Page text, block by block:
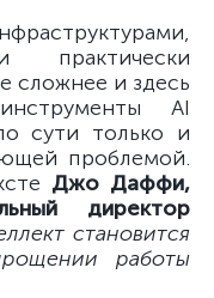
сложнее и здесь
AI
сути только и
проблемой.
Джо Даффи,
директор
становится
работы